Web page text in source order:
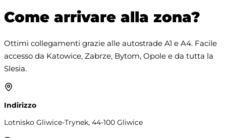
Come arrivare alla zona?
Ottimi collegamenti grazie alle autostrade A1 e A4. Facile
accesso da Katowice, Zabrze, Bytom, Opole e da tutta la
Slesia.
Indirizzo
Lotnisko Gliwice-Trynek, 44-100 Gliwice